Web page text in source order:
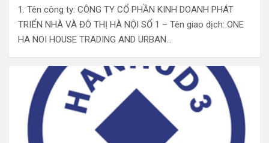
1. Tên công ty: CÔNG TY CỔ PHẦN KINH DOANH PHÁT
TRIỂN NHÀ VÀ ĐÔ THỊ HÀ NỘI SỐ 1 – Tên giao dịch: ONE
HA NOI HOUSE TRADING AND URBAN…